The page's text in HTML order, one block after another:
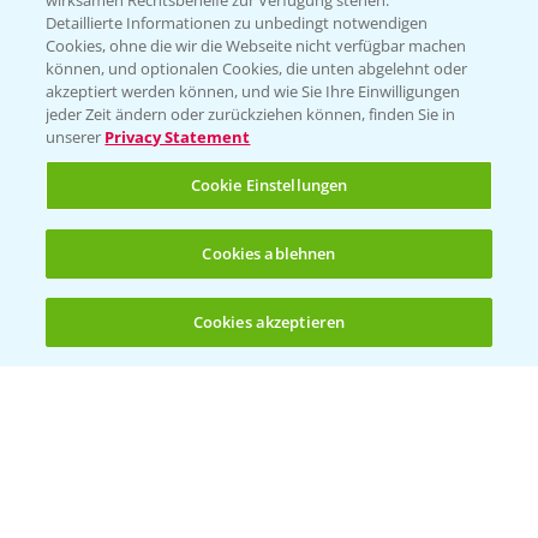
(noch 4)
Beratung auf WhatsApp
T.+49 (0)174 346 564 1
KONTAKT
Hilfe in Notfällen
+49 (0)214/30-20220
Detaillierte Informationen zu unbedingt notwendigen
Cookies, ohne die wir die Webseite nicht verfügbar machen
können, und optionalen Cookies, die unten abgelehnt oder
akzeptiert werden können, und wie Sie Ihre Einwilligungen
jeder Zeit ändern oder zurückziehen können, finden Sie in
unserer Privacy Statement
Cookie Einstellungen
Cookies ablehnen
Cookies akzeptieren